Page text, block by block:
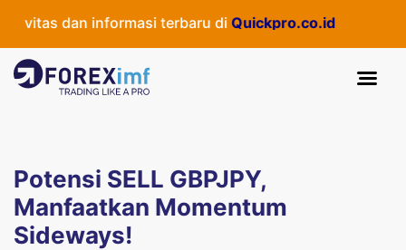
dan informasi terbaru di Quickpro.co.id
Potensi SELL GBPJPY,
Manfaatkan Momentum
Sideways!